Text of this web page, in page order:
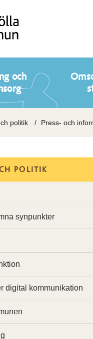
och
politik Press- och
POLITIK
synpunkter
digital kommunikation